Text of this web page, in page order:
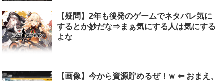
【疑問】2年も後発のゲームでネタバレ気に
するとか妙だな⇒まぁ気にする人は気にする
よな
【画像】今から資源貯めるぜ！ｗ ⇐ おまえ、